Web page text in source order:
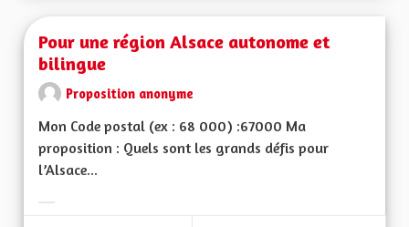
Pour une région Alsace autonome et
bilingue
Proposition anonyme
Mon Code postal (ex : 68 000) :67000 Ma
proposition : Quels sont les grands défis pour
l’Alsace...